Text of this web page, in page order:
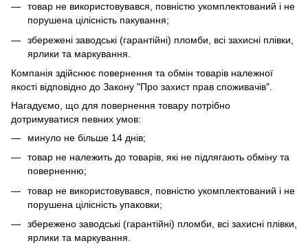
товар не використовувався, повністю укомплектований і не
порушена цілісність пакування;
збережені заводські (гарантійні) пломби, всі захисні плівки,
ярлики та маркування.
Компанія здійснює повернення та обмін товарів належної
якості відповідно до Закону "Про захист прав споживачів".
Нагадуємо, що для повернення товару потрібно
дотримуватися певних умов:
минуло не більше 14 днів;
товар не належить до товарів, які не підлягають обміну та
поверненню;
товар не використовувався, повністю укомплектований і не
порушена цілісність упаковки;
збережено заводські (гарантійні) пломби, всі захисні плівки,
ярлики та маркування.